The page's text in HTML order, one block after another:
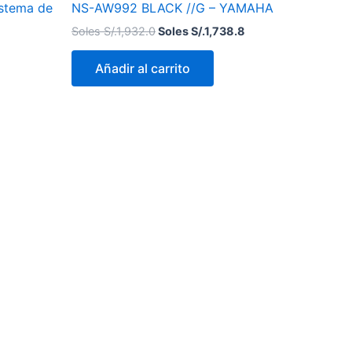
de
NS-AW992 BLACK //G – YAMAHA
Soles S/.1,932.0Soles S/.1,738.8
Añadir al carrito